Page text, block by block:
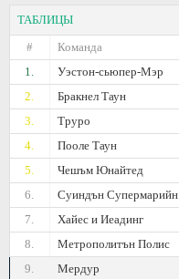
ТАБЛИЦЫ
#
Команда
1.
Уэстон-сьюпер-Мэр
2.
Бракнел Таун
3.
Труро
4.
Пооле Таун
5.
Чешъм Юнайтед
6.
Суиндън Супермарийн
7.
Хайес и Иеадинг
8.
Метрополитън Полис
9.
Мeрдур